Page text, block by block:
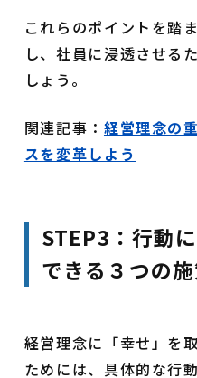
これらのポイントを踏
し、社員に浸透させる
しょう。
関連記事： 経営理念の
スを変革しよう
STEP3：行動
できる３つの
経営理念に「幸せ」を
ためには、具体的な行